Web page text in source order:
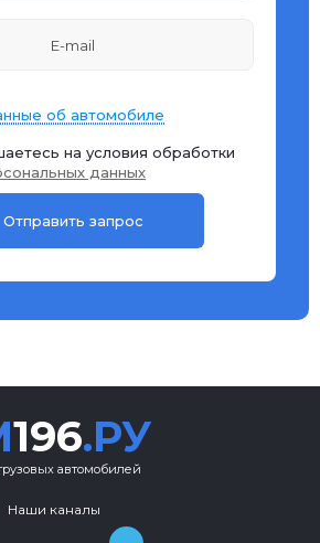
об автомобиле
на условия обработки
данных
196.РУ
автомобилей
Наши каналы